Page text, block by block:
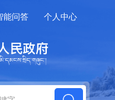
能问答 个人中心